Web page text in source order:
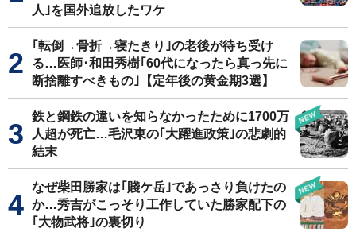
人｣を国外追放したワケ
｢転倒→骨折→寝たきり｣の老後が待ち受け
る…医師･和田秀樹｢60代になったら真っ先に
断捨離すべきもの｣【定年後の黄金期3選】
鉄と鋼鉄の違いを知らなかったために1700万
人超が死亡…毛沢東の｢大躍進政策｣の悲劇的
結末
なぜ柴田勝家は｢賤ケ岳｣であっさり負けたの
か…秀吉がこっそり工作していた勝家配下の
｢大物武将｣の裏切り